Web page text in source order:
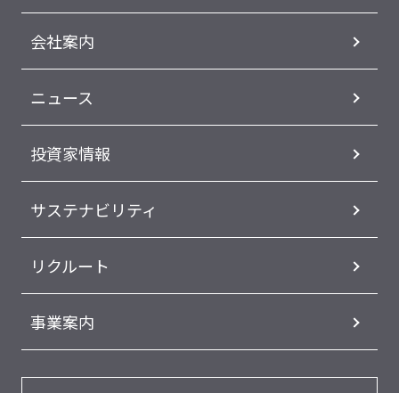
会社案内
ニュース
投資家情報
サステナビリティ
リクルート
事業案内